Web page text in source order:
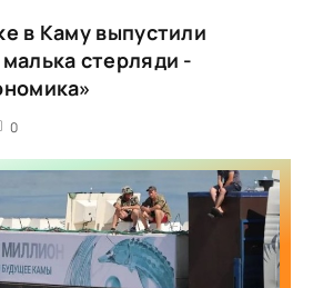
в Каму выпустили
стерляди -
0